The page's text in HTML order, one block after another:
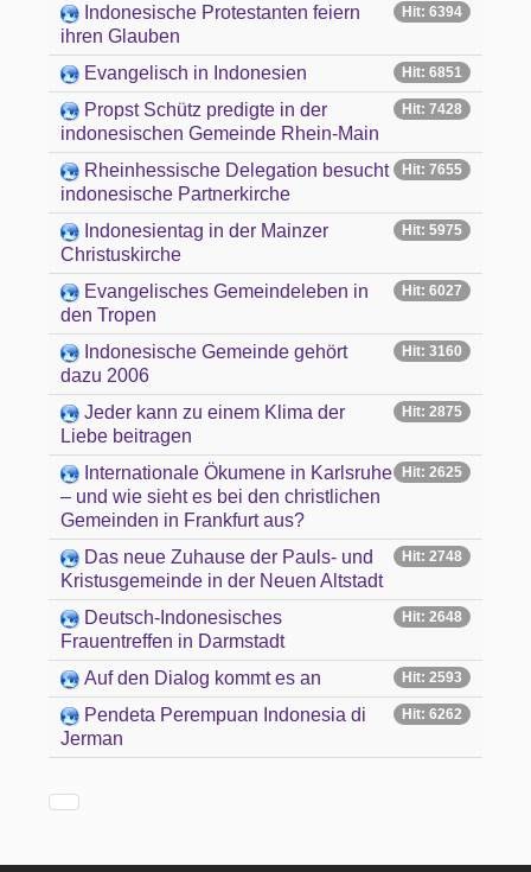
Hit: 6394
Indonesische Protestanten feiern
ihren Glauben
Hit: 6851
Evangelisch in Indonesien
Hit: 7428
Propst Schütz predigte in der
indonesischen Gemeinde Rhein-Main
Hit: 7655
Rheinhessische Delegation besucht
indonesische Partnerkirche
Hit: 5975
Indonesientag in der Mainzer
Christuskirche
Hit: 6027
Evangelisches Gemeindeleben in
den Tropen
Hit: 3160
Indonesische Gemeinde gehört
dazu 2006
Hit: 2875
Jeder kann zu einem Klima der
Liebe beitragen
Hit: 2625
Internationale Ökumene in Karlsruhe
– und wie sieht es bei den christlichen
Gemeinden in Frankfurt aus?
Hit: 2748
Das neue Zuhause der Pauls- und
Kristusgemeinde in der Neuen Altstadt
Hit: 2648
Deutsch-Indonesisches
Frauentreffen in Darmstadt
Hit: 2593
Auf den Dialog kommt es an
Hit: 6262
Pendeta Perempuan Indonesia di
Jerman